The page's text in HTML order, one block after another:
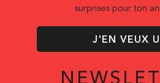
surprises pour ton
J'EN VEUX